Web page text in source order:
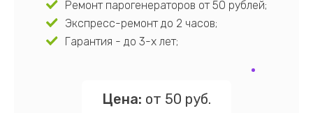
Ремонт парогенераторов от 50 рублей;
Экспресс-ремонт до 2 часов;
Гарантия - до 3-х лет;
Цена: от 50 руб.